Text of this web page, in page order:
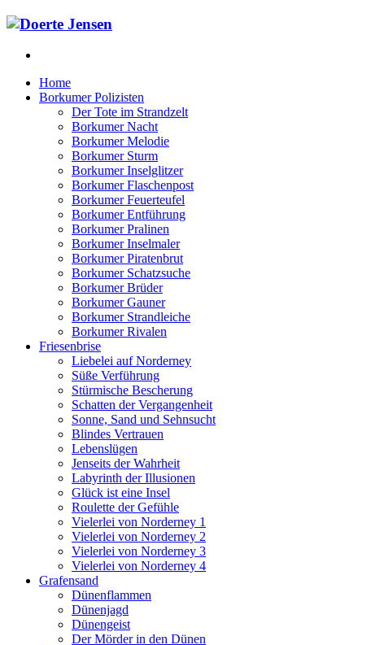
Home
Borkumer Polizisten
Der Tote im Strandzelt
Borkumer Nacht
Borkumer Melodie
Borkumer Sturm
Borkumer Inselglitzer
Borkumer Flaschenpost
Borkumer Feuerteufel
Borkumer Entführung
Borkumer Pralinen
Borkumer Inselmaler
Borkumer Piratenbrut
Borkumer Schatzsuche
Borkumer Brüder
Borkumer Gauner
Borkumer Strandleiche
Borkumer Rivalen
Friesenbrise
Liebelei auf Norderney
Süße Verführung
Stürmische Bescherung
Schatten der Vergangenheit
Sonne, Sand und Sehnsucht
Blindes Vertrauen
Lebenslügen
Jenseits der Wahrheit
Labyrinth der Illusionen
Glück ist eine Insel
Roulette der Gefühle
Vielerlei von Norderney 1
Vielerlei von Norderney 2
Vielerlei von Norderney 3
Vielerlei von Norderney 4
Grafensand
Dünenflammen
Dünenjagd
Dünengeist
Der Mörder in den Dünen